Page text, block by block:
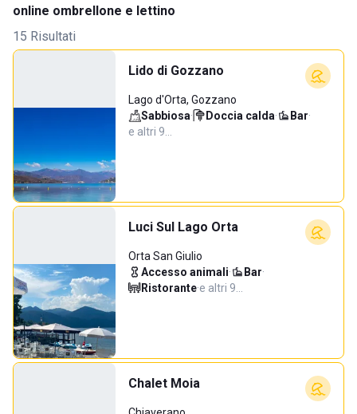
online ombrellone e lettino
15 Risultati
Lido di Gozzano
Lago d'Orta, Gozzano
Sabbiosa· Doccia calda· Bar·
e altri 9…
Luci Sul Lago Orta
Orta San Giulio
Accesso animali· Bar·
Ristorante·e altri 9…
Chalet Moia